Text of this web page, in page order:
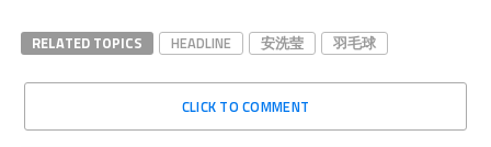
RELATED TOPICS HEADLINE 安洗莹 羽毛球
CLICK TO COMMENT